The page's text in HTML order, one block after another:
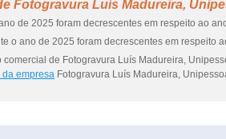
Fotogravura Luís Madureira,
de 2025 foram decrescentes em respeito ao
o ano de 2025 foram decrescentes em respeito
de Fotogravura Luís Madureira,
empresa Fotogravura Luís Madureira,